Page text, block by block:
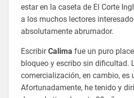
estar en la caseta de El Corte
a los muchos lectores
absolutamente abrumador.
EscribirCalima fue un puro
bloqueo y escribo sin dificultad.
comercialización, en cambio, es
Afortunadamente, he tenido y